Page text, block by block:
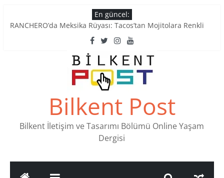
to
En güncel:
RANCHERO’da Meksika Rüyası: Tacos’tan Mojitolara Renkli
Ankara’nın Ruhunu Notalarda Yaşatan 4 Müzik Durağı
Pullardaki tarih: PTT Pul Müzesi
Stamp Collectors Unite: Places to Find Stamps in Ankara
Tatlı Konuşalım: Ankara’nın 4 Köklü Pastanesi
Bilkent Post
Bilkent İletişim ve Tasarımı Bölümü Online Yaşam
Dergisi